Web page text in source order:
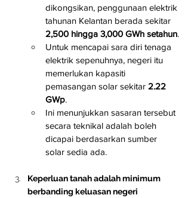
dikongsikan, penggunaan elektrik
tahunan Kelantan berada sekitar
2,500 hingga 3,000 GWh setahun.
Untuk mencapai sara diri tenaga
elektrik sepenuhnya, negeri itu
memerlukan kapasiti
pemasangan solar sekitar 2.22
GWp.
Ini menunjukkan sasaran tersebut
secara teknikal adalah boleh
dicapai berdasarkan sumber
solar sedia ada.
Keperluan tanah adalah minimum
berbanding keluasan negeri